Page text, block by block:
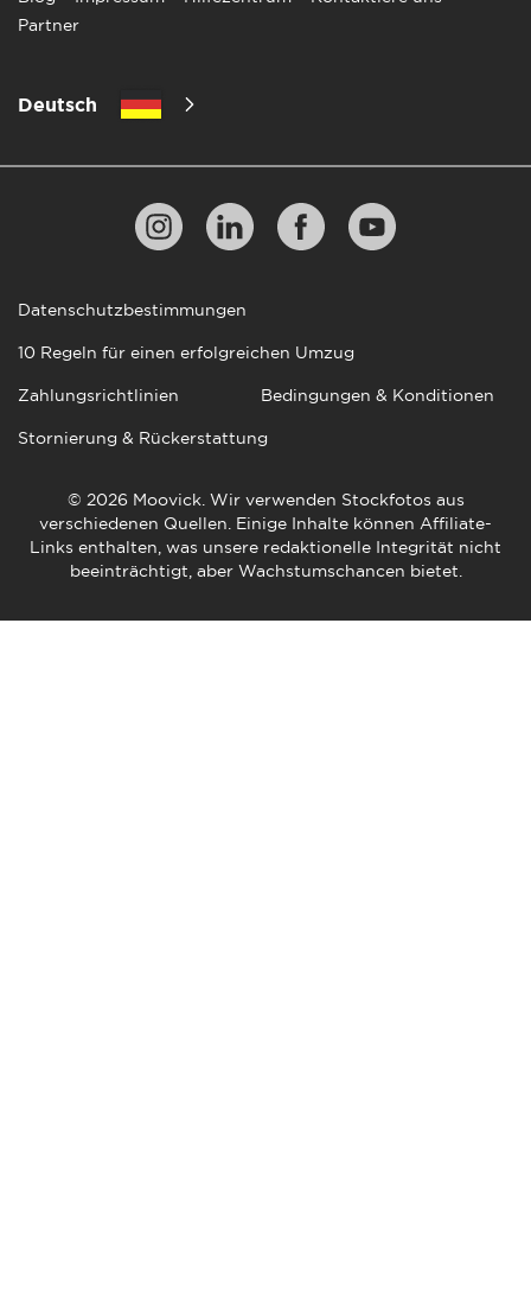
Partner
Deutsch
© 2026 Moovick. Wir verwenden Stockfotos aus
verschiedenen Quellen. Einige Inhalte können Affiliate-
Links enthalten, was unsere redaktionelle Integrität nicht
beeinträchtigt, aber Wachstumschancen bietet.
Datenschutzbestimmungen
10 Regeln für einen erfolgreichen Umzug
Zahlungsrichtlinien Bedingungen & Konditionen
Stornierung & Rückerstattung